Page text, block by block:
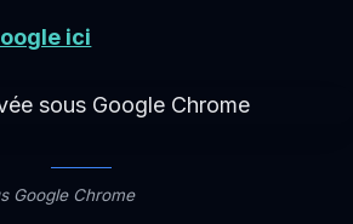
ici
Google Chrome